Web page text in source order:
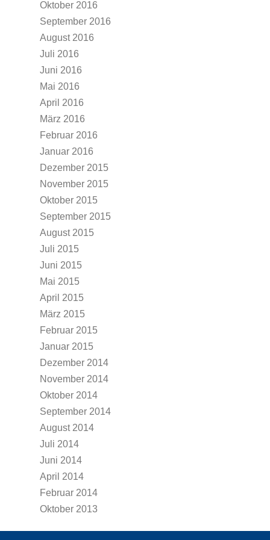
Oktober 2016
September 2016
August 2016
Juli 2016
Juni 2016
Mai 2016
April 2016
März 2016
Februar 2016
Januar 2016
Dezember 2015
November 2015
Oktober 2015
September 2015
August 2015
Juli 2015
Juni 2015
Mai 2015
April 2015
März 2015
Februar 2015
Januar 2015
Dezember 2014
November 2014
Oktober 2014
September 2014
August 2014
Juli 2014
Juni 2014
April 2014
Februar 2014
Oktober 2013